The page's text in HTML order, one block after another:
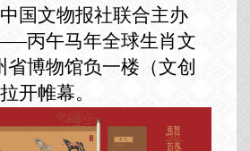
国文物报社联合主办
丙午马年全球生肖文
省博物馆负一楼（文创
开帷幕。